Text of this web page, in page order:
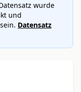
wurde
und
Datensatz